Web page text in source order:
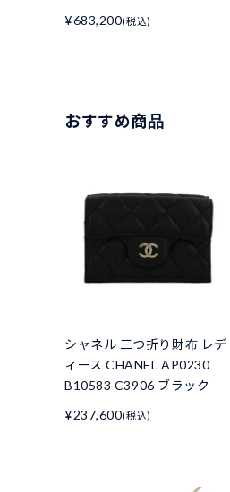
¥683,200(税込)
おすすめ商品
シャネル 三つ折り財布 レデ
ィース CHANEL AP0230
B10583 C3906 ブラック
¥237,600(税込)